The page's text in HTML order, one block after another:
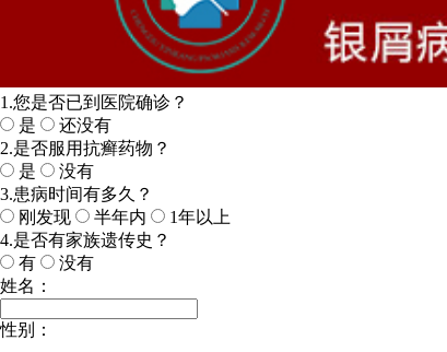
1.您是否已到医院确诊？
是
还没有
2.是否服用抗癣药物？
是
没有
3.患病时间有多久？
刚发现
半年内
1年以上
4.是否有家族遗传史？
有
没有
姓名：
性别：